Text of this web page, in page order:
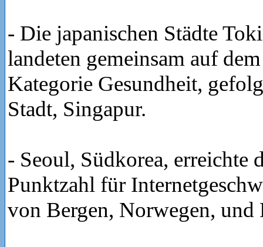
- Die japanischen Städte
landeten gemeinsam auf
Kategorie Gesundheit,
Stadt, Singapur.
- Seoul, Südkorea, erreichte
Punktzahl für
von Bergen, Norwegen, und